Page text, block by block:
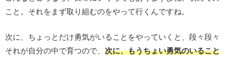
こと。それをまず取り組むのをやって行くんですね。
次に、ちょっとだけ勇気がいることをやっていくと、段々段々
それが自分の中で育つので、 次に、もうちょい勇気のいること